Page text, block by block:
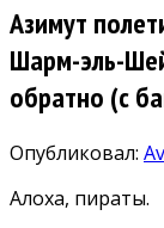
Азимут
Шарм-эль-
обратно (с
Опубликовал:
Алоха, пираты.